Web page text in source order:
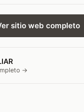
sitio web completo
→